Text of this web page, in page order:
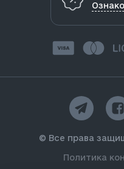
© Все права
Политика